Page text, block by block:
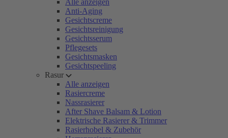
Alle anzeigen
Anti-Aging
Gesichtscreme
Gesichtsreinigung
Gesichtsserum
Pflegesets
Gesichtsmasken
Gesichtspeeling
Rasur
Alle anzeigen
Rasiercreme
Nassrasierer
After Shave Balsam & Lotion
Elektrische Rasierer & Trimmer
Rasierhobel & Zubehör